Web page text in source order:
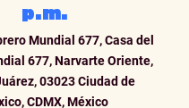
p.m.
Mundial 677, Casa del
677, Narvarte Oriente,
03023 Ciudad de
CDMX, México